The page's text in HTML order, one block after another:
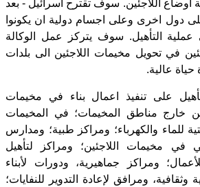
اوضاع اللاجئين. سوف تقترح اسرائيل - بعد
دول اخرى وعلى اجسام دولية ان يكونوا
التأهيل. سوف يتركز عمل الوكالة
في تحويل مخيمات اللاجئين الى بلدات
عالية.
على تنفيذ اعمال بناء في مخيمات
خارج مناطق المخيمات؛ في المخيمات
للماء والكهرباء؛ ومراكز طبية؛ ومدارس
في مخيمات اللاجئين؛ ومراكز لتأهيل
ومراكز جماهيرية، ودورات لأبناء
وثقافية، ومرافق لإعادة التدوير للنفايات؛